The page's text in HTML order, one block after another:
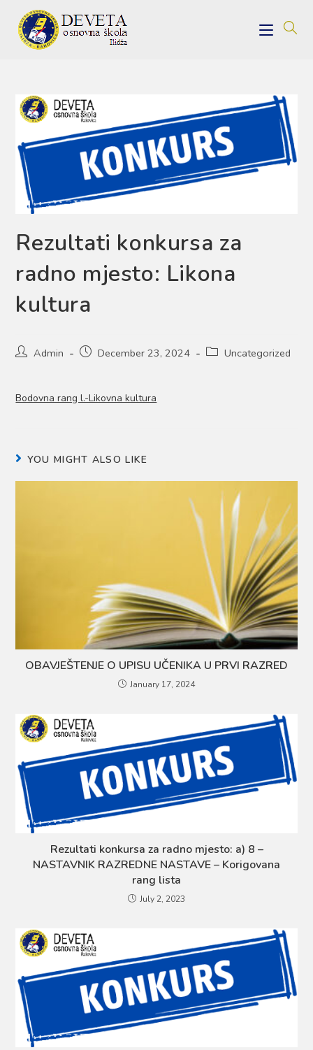
content
Rezultati konkursa za
radno mjesto: Likona
kultura
PostAdmin
PostDecember 23, 2024
PostUncategorized
Bodovna rang l.-Likovna kultura
YOU MIGHT ALSO LIKE
OBAVJEŠTENJE O UPISU UČENIKA U PRVI RAZRED
January 17, 2024
Rezultati konkursa za radno mjesto: a) 8 –
NASTAVNIK RAZREDNE NASTAVE – Korigovana
rang lista
July 2, 2023